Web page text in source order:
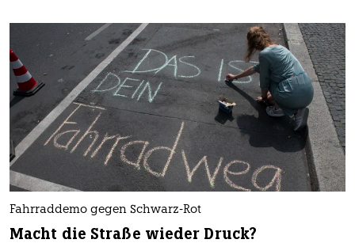
Fahrraddemo gegen Schwarz-Rot
Macht die Straße wieder Druck?